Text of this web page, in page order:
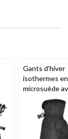
Gants d'hiver
isothermes en
microsuède
paumes
Paws, dames